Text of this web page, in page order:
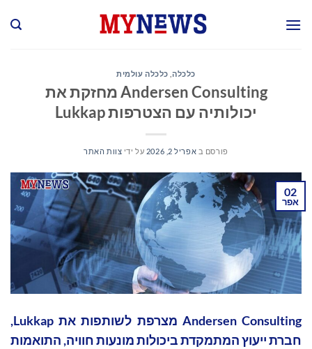
כלכלה, כלכלה עולמית
Andersen Consulting מחזקת את
יכולותיה עם הצטרפות Lukkap
פורסם ב אפריל 2, 2026 על ידי צוות האתר
02
אפר
Andersen Consulting מצרפת לשותפות את Lukkap,
חברת ייעוץ המתמקדת ביכולות מונעות חוויה, התואמות